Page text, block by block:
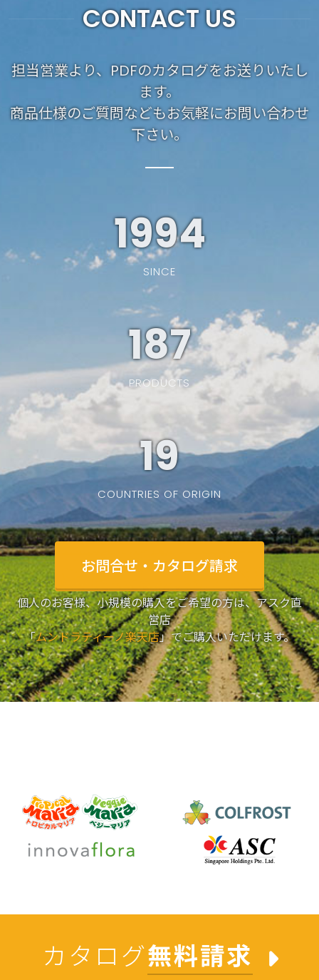
CONTACT US
担当営業より、PDFのカタログをお送りいたし
ます。
商品仕様のご質問などもお気軽にお問い合わせ
下さい。
1994
SINCE
187
PRODUCTS
19
COUNTRIES OF ORIGIN
お問合せ・カタログ請求
個人のお客様、小規模の購入をご希望の方は、アスク直
営店
「ムンドラティーノ楽天店」でご購入いただけます。
カタログ無料請求